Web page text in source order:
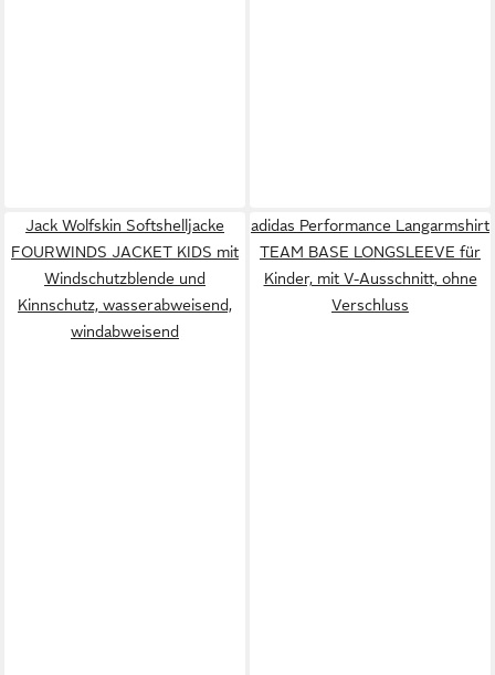
Jack Wolfskin Softshelljacke
FOURWINDS JACKET KIDS mit
Windschutzblende und
Kinnschutz, wasserabweisend,
windabweisend
adidas Performance Langarmshirt
TEAM BASE LONGSLEEVE für
Kinder, mit V-Ausschnitt, ohne
Verschluss